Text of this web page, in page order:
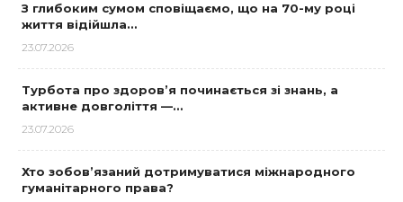
З глибоким сумом сповіщаємо, що на 70-му році
життя відійшла…
23.07.2026
Турбота про здоров’я починається зі знань, а
активне довголіття —…
23.07.2026
Хто зобов’язаний дотримуватися міжнародного
гуманітарного права?